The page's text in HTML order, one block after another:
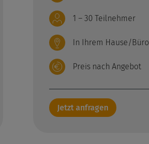
1 – 30 Teilnehmer
In Ihrem Hause/Büro
Preis nach Angebot
Jetzt anfragen